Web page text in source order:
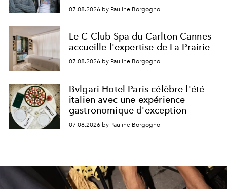
07.08.2026 by Pauline Borgogno
Le C Club Spa du Carlton Cannes
accueille l'expertise de La Prairie
07.08.2026 by Pauline Borgogno
Bvlgari Hotel Paris célèbre l'été
italien avec une expérience
gastronomique d'exception
07.08.2026 by Pauline Borgogno